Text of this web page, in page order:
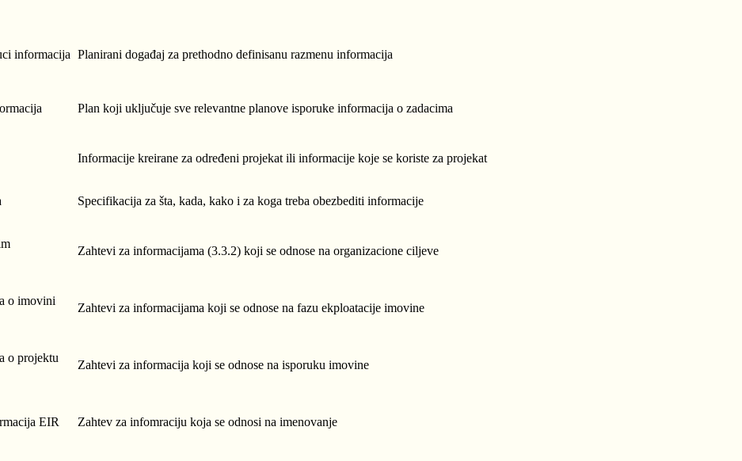
informacija Planirani događaj za prethodno definisanu razmenu informacija
Plan koji uključuje sve relevantne planove isporuke informacija o zadacima
Informacije kreirane za određeni projekat ili informacije koje se koriste za projekat
Specifikacija za šta, kada, kako i za koga treba obezbediti informacije
Zahtevi za informacijama (3.3.2) koji se odnose na organizacione ciljeve
o imovini
Zahtevi za informacijama koji se odnose na fazu ekploatacije imovine
o projektu
Zahtevi za informacija koji se odnose na isporuku imovine
EIR Zahtev za infomraciju koja se odnosi na imenovanje